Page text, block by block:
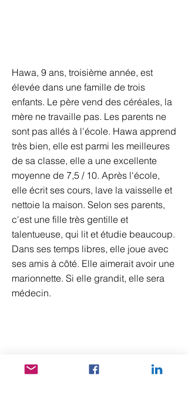
Hawa, 9 ans, troisième année, est
élevée dans une famille de trois
enfants. Le père vend des céréales, la
mère ne travaille pas. Les parents ne
sont pas allés à l'école. Hawa apprend
très bien, elle est parmi les meilleures
de sa classe, elle a une excellente
moyenne de 7,5 / 10. Après l'école,
elle écrit ses cours, lave la vaisselle et
nettoie la maison. Selon ses parents,
c'est une fille très gentille et
talentueuse, qui lit et étudie beaucoup.
Dans ses temps libres, elle joue avec
ses amis à côté. Elle aimerait avoir une
marionnette. Si elle grandit, elle sera
médecin.